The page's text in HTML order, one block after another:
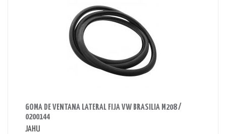
GOMA DE VENTANA LATERAL FIJA VW BRASILIA M208 /
0200144
JAHU